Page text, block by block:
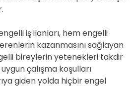
iş ilanları, hem engelli
kazanmasını sağlayan
bireylerin yetenekleri takdir
çalışma koşulları
giden yolda hiçbir engel